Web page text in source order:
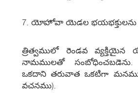
7. యోహోవా యెడల భయభక్తులను
త్రిత్వములో రెండవ వ్యక్తియైన
నామములతో
ఒకదాని తరువాత ఒకటిగా
వచనము).